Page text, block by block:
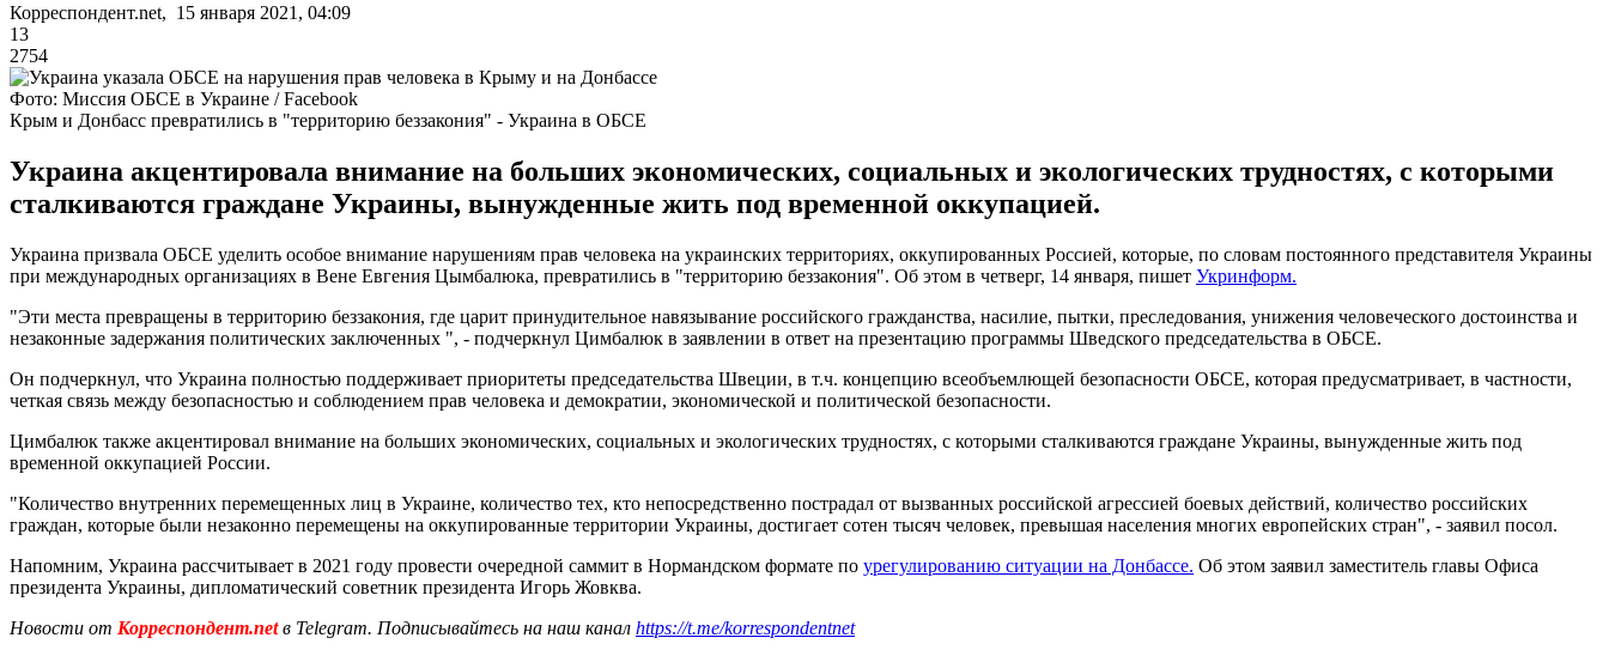
Корреспондент.net, 15 января 2021, 04:09
13
2754
Фото: Миссия ОБСЕ в Украине / Facebook
Крым и Донбасс превратились в "территорию беззакония" - Украина в ОБСЕ
Украина акцентировала внимание на больших экономических, социальных и экологических трудностях, с которыми
сталкиваются граждане Украины, вынужденные жить под временной оккупацией.
Украина призвала ОБСЕ уделить особое внимание нарушениям прав человека на украинских территориях, оккупированных Россией, которые, по словам постоянного представителя Украины
при международных организациях в Вене Евгения Цымбалюка, превратились в "территорию беззакония". Об этом в четверг, 14 января, пишет Укринформ.
"Эти места превращены в территорию беззакония, где царит принудительное навязывание российского гражданства, насилие, пытки, преследования, унижения человеческого достоинства и
незаконные задержания политических заключенных ", - подчеркнул Цимбалюк в заявлении в ответ на презентацию программы Шведского председательства в ОБСЕ.
Он подчеркнул, что Украина полностью поддерживает приоритеты председательства Швеции, в т.ч. концепцию всеобъемлющей безопасности ОБСЕ, которая предусматривает, в частности,
четкая связь между безопасностью и соблюдением прав человека и демократии, экономической и политической безопасности.
Цимбалюк также акцентировал внимание на больших экономических, социальных и экологических трудностях, с которыми сталкиваются граждане Украины, вынужденные жить под
временной оккупацией России.
"Количество внутренних перемещенных лиц в Украине, количество тех, кто непосредственно пострадал от вызванных российской агрессией боевых действий, количество российских
граждан, которые были незаконно перемещены на оккупированные территории Украины, достигает сотен тысяч человек, превышая населения многих европейских стран", - заявил посол.
Напомним, Украина рассчитывает в 2021 году провести очередной саммит в Нормандском формате по урегулированию ситуации на Донбассе. Об этом заявил заместитель главы Офиса
президента Украины, дипломатический советник президента Игорь Жовква.
Новости от Корреспондент.netв Telegram. Подписывайтесь на наш канал https://t.me/korrespondentnet